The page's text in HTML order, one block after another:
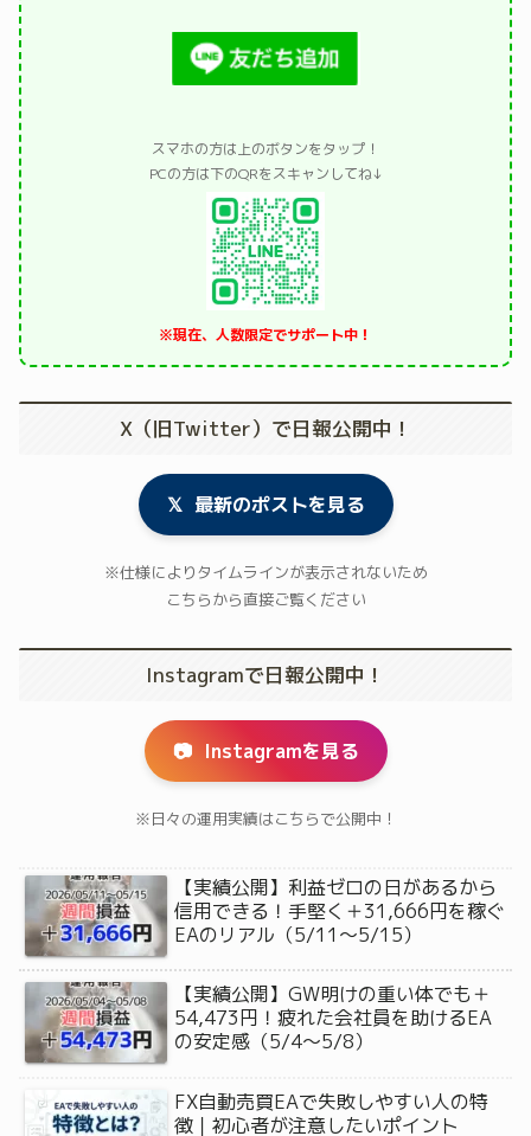
スマホの方は上のボタンをタップ！
PCの方は下のQRをスキャンしてね↓
※現在、人数限定でサポート中！
X（旧Twitter）で日報公開中！
𝕏 最新のポストを見る
※仕様によりタイムラインが表示されないため
こちらから直接ご覧ください
Instagramで日報公開中！
📷 Instagramを見る
※日々の運用実績はこちらで公開中！
【実績公開】利益ゼロの日があるから
信用できる！手堅く＋31,666円を稼ぐ
EAのリアル（5/11〜5/15）
【実績公開】GW明けの重い体でも＋
54,473円！疲れた会社員を助けるEA
の安定感（5/4〜5/8）
FX自動売買EAで失敗しやすい人の特
徴｜初心者が注意したいポイント